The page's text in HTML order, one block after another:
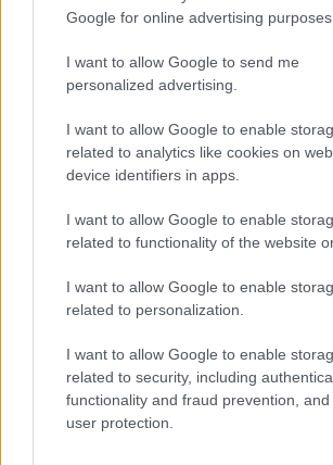
Google for online advertising purposes.
I want to allow Google to send me
personalized advertising.
I want to allow Google to enable
related to analytics like cookies on
device identifiers in apps.
I want to allow Google to enable
related to functionality of the website
I want to allow Google to enable
related to personalization.
I want to allow Google to enable
related to security, including
functionality and fraud prevention,
user protection.
demokraták súlytalanok, és nem
érdemben szembemenni ezekkel
trendekkel — véli Glick, aki
elkeserítő, és a brit Labour párt
iránya felé mutató jelenség az,
demokrata párt Izrael-ellenes
próbál választ adni az egyre
világméretű zsidóellenességre.